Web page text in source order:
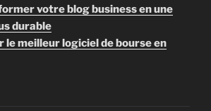
votre blog business en une
durable
le meilleur logiciel de bourse en